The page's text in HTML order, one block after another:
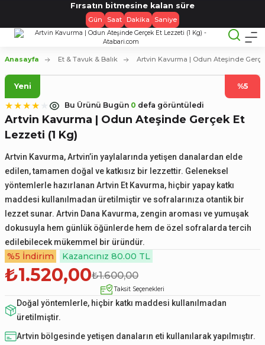
Fırsatın bitmesine kalan süre
Gün Saat Dakika Saniye
Anasayfa Et & Tavuk & Balık Artvin Kavurma | Odun Ateşinde
Yeni %5
Bu Ürünü Bugün 0 defa görüntüledi
Artvin Kavurma | Odun Ateşinde Gerçek Et
Lezzeti (1 Kg)
Artvin Kavurma, Artvin’in yaylalarında yetişen danalardan elde
edilen, tamamen doğal ve katkısız bir lezzettir. Geleneksel
yöntemlerle hazırlanan Artvin Et Kavurma, hiçbir yapay katkı
maddesi kullanılmadan üretilmiştir ve sofralarınıza otantik bir
lezzet sunar. Artvin Dana Kavurma, zengin aroması ve yumuşak
dokusuyla hem günlük öğünlerde hem de özel sofralarda tercih
edilebilecek mükemmel bir üründür.
%5 İndirim Kazancınız 80.00 TL
₺1.520,00₺1.600,00
Taksit Seçenekleri
Doğal yöntemlerle, hiçbir katkı maddesi kullanılmadan
üretilmiştir.
Artvin bölgesinde yetişen danaların eti kullanılarak yapılmıştır.